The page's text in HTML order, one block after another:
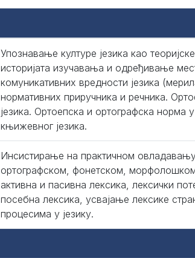
Упознавање културе језика као
историјата изучавања и одређивање
комуникативних вредности језика
нормативних приручника и речника.
језика. Ортоепска и ортографска норма
књижевног језика.
Инсистирање на практичном
ортографском, фонетском,
активна и пасивна лексика, лексички
посебна лексика, усвајање лексике
процесима у језику.